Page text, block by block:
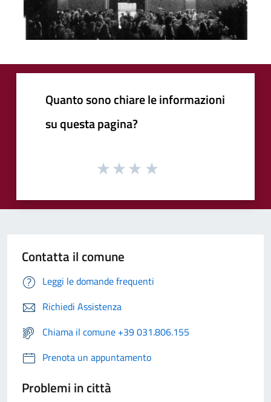
Quanto sono chiare le informazioni
su questa pagina?
Contatta il comune
Leggi le domande frequenti
Richiedi Assistenza
Chiama il comune +39 031.806.155
Prenota un appuntamento
Problemi in città